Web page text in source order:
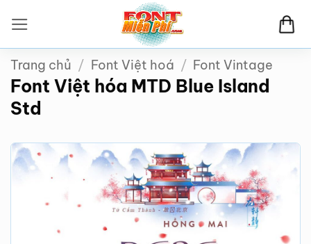
qua
nội
dung
Trang chủ / Font Việt hoá / Font Vintage
Font Việt hóa MTD Blue Island
Std